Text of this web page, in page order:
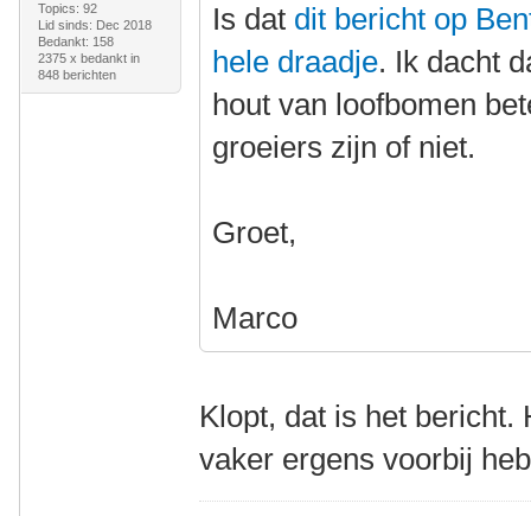
Topics: 92
Lid sinds: Dec 2018
Bedankt: 158
2375 x bedankt in
848 berichten
Is dat dit bericht op
hele draadje. Ik dacht
hout van loofbomen
groeiers zijn of niet.
Groet,
Marco
Klopt, dat is het bericht.
vaker ergens voorbij